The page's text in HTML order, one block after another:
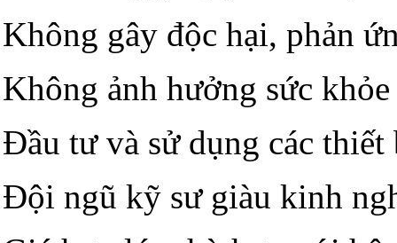
Không gây độc hại, phản
Không ảnh hưởng sức
Đầu tư và sử dụng các
Đội ngũ kỹ sư giàu kinh